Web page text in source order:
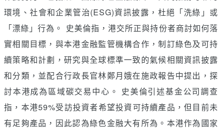
環境、社會和企業管治(ESG)資訊披露，杜絕「洗綠」或
「漂綠」行為。 史美倫指，港交所正與持份者商討如何落
實相關目標，與本港金融監管機構合作，制訂綠色及可持
續策略和計劃，研究與全球標準一致的氣候相關資訊披露
和分類，並配合行政長官林鄭月娥在施政報告中提出，探
討本港成為區域碳交易中心。 史美倫引述基金公司調查
指，本港59%受訪投資者希望投資可持續產品，但目前未
有足夠產品，因此認為綠色金融大有所為。本港作為國家